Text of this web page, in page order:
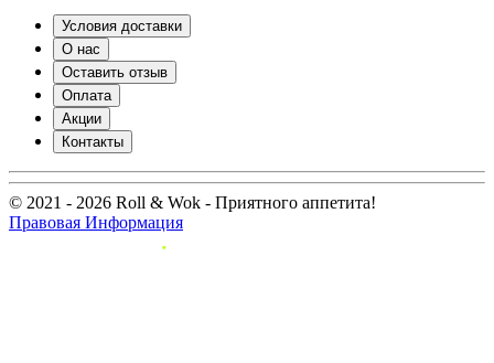
Условия доставки
О нас
Оставить отзыв
Оплата
Акции
Контакты
© 2021 - 2026 Roll & Wok - Приятного аппетита!
Правовая Информация